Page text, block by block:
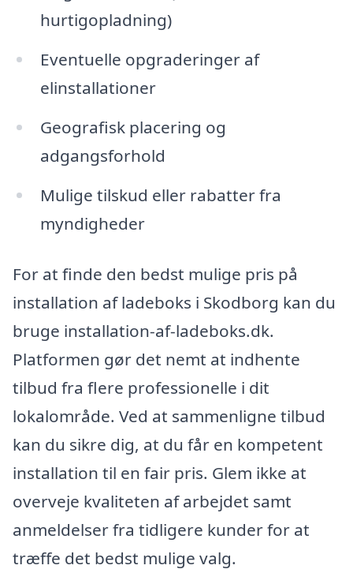
hurtigopladning)
Eventuelle opgraderinger af
elinstallationer
Geografisk placering og
adgangsforhold
Mulige tilskud eller rabatter fra
myndigheder
For at finde den bedst mulige pris på
installation af ladeboks i Skodborg kan du
bruge installation-af-ladeboks.dk.
Platformen gør det nemt at indhente
tilbud fra flere professionelle i dit
lokalområde. Ved at sammenligne tilbud
kan du sikre dig, at du får en kompetent
installation til en fair pris. Glem ikke at
overveje kvaliteten af arbejdet samt
anmeldelser fra tidligere kunder for at
træffe det bedst mulige valg.